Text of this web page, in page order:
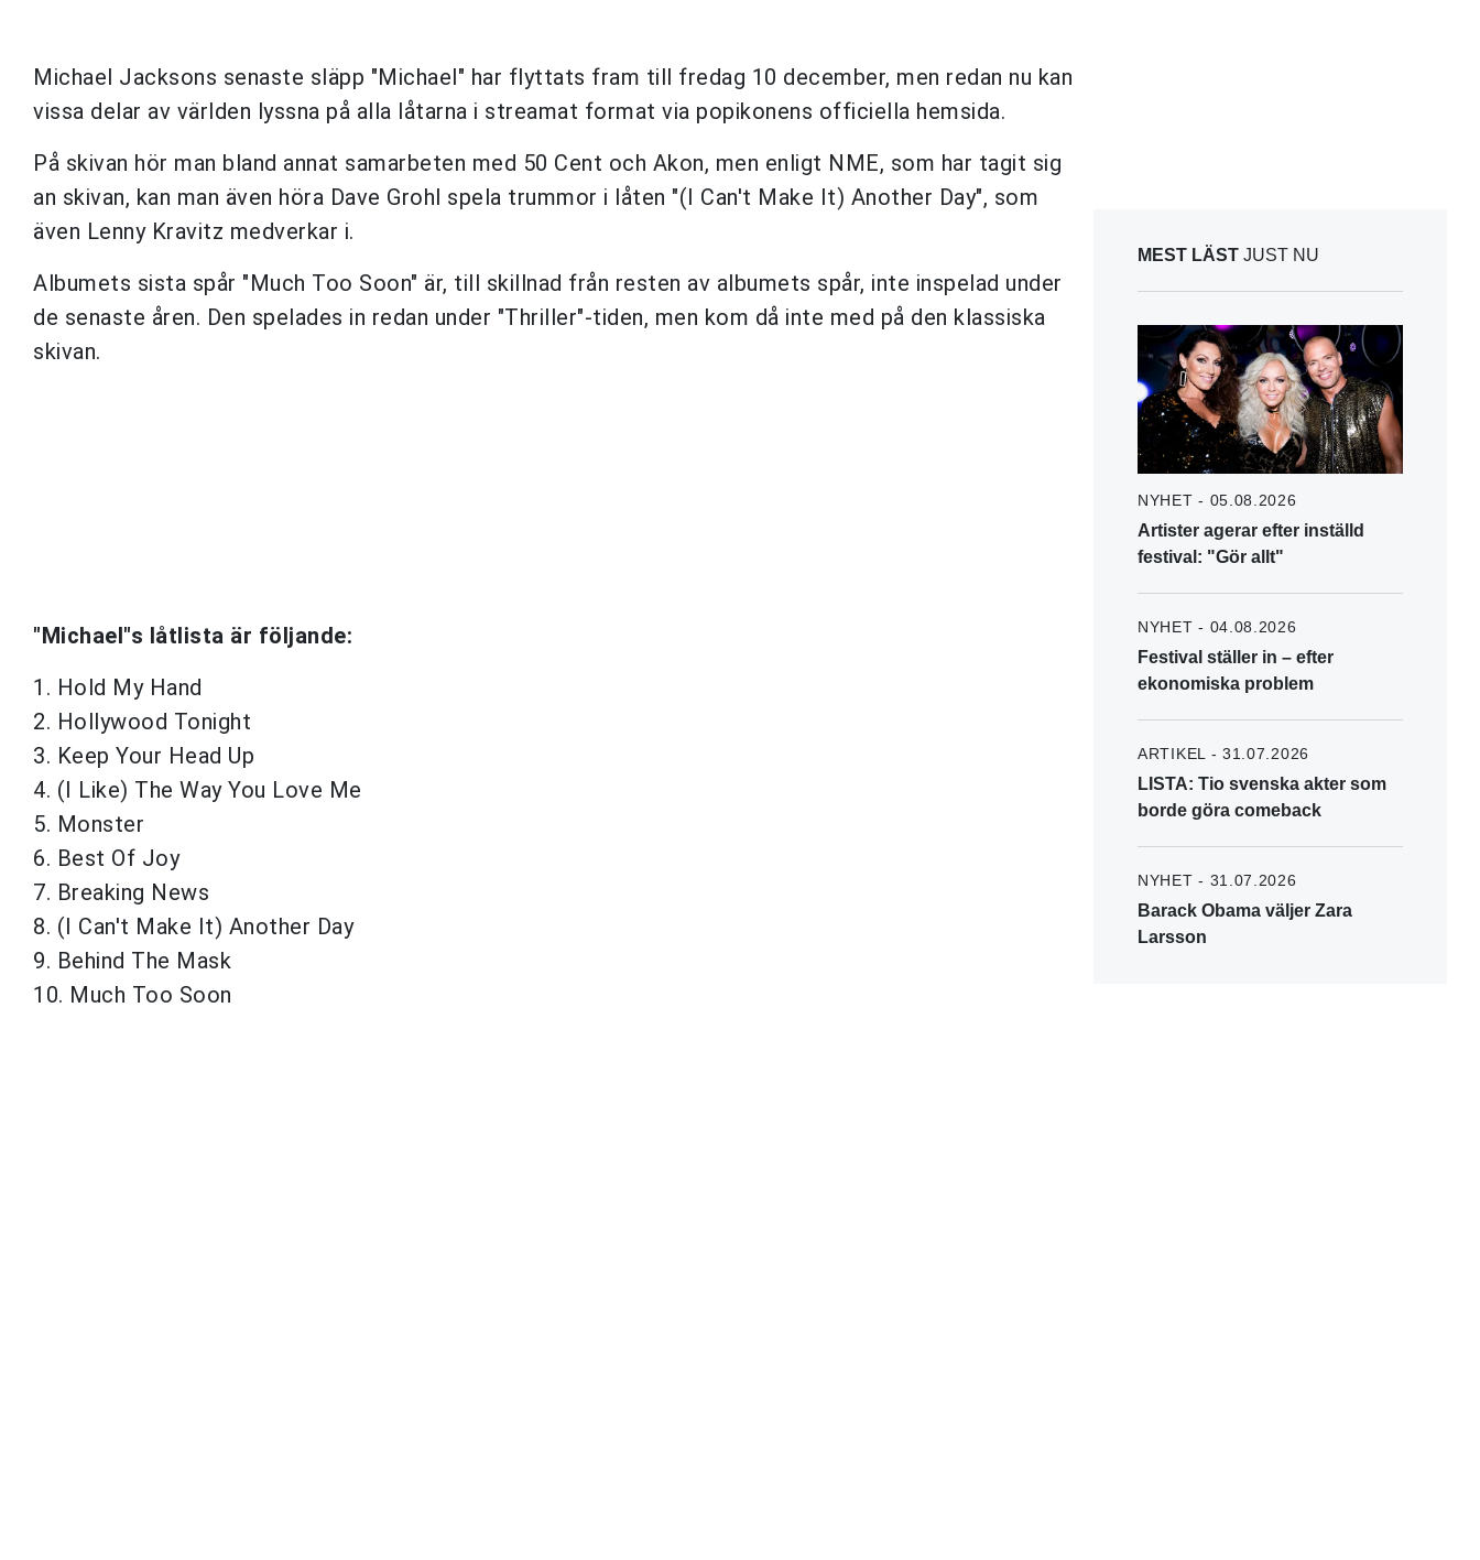
Michael Jacksons senaste släpp "Michael" har flyttats fram till fredag 10 december, men redan nu kan
vissa delar av världen lyssna på alla låtarna i streamat format via popikonens officiella hemsida.
På skivan hör man bland annat samarbeten med 50 Cent och Akon, men enligt NME, som har tagit sig
an skivan, kan man även höra Dave Grohl spela trummor i låten "(I Can't Make It) Another Day", som
även Lenny Kravitz medverkar i.
Albumets sista spår "Much Too Soon" är, till skillnad från resten av albumets spår, inte inspelad under
de senaste åren. Den spelades in redan under "Thriller"-tiden, men kom då inte med på den klassiska
skivan.
"Michael"s låtlista är följande:
1. Hold My Hand
2. Hollywood Tonight
3. Keep Your Head Up
4. (I Like) The Way You Love Me
5. Monster
6. Best Of Joy
7. Breaking News
8. (I Can't Make It) Another Day
9. Behind The Mask
10. Much Too Soon
MEST LÄST JUST NU
NYHET - 05.08.2026
Artister agerar efter inställd
festival: "Gör allt"
NYHET - 04.08.2026
Festival ställer in – efter
ekonomiska problem
ARTIKEL - 31.07.2026
LISTA: Tio svenska akter som
borde göra comeback
NYHET - 31.07.2026
Barack Obama väljer Zara
Larsson